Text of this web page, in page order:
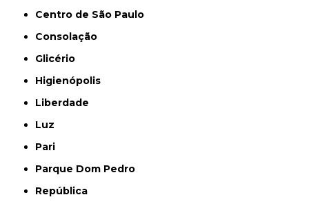
Centro de São Paulo
Consolação
Glicério
Higienópolis
Liberdade
Luz
Pari
Parque Dom Pedro
República